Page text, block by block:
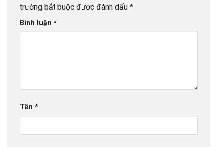
trường bắt buộc được đánh dấu *
Bình luận *
Tên *